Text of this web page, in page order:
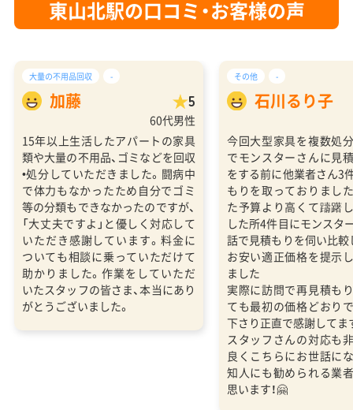
東山北駅の口コミ・お客様の声
大量の不用品回収 -
加藤 5
60代男性
15年以上生活したアパートの家具
類や大量の不用品、ゴミなどを回収
•処分していただきました。闘病中
で体力もなかったため自分でゴミ
等の分類もできなかったのですが、
「大丈夫ですよ」と優しく対応して
いただき感謝しています。料金に
ついても相談に乗っていただけて
助かりました。作業をしていただ
いたスタッフの皆さま、本当にあり
がとうございました。
その他 -
石川るり子
今回大型家具を複数処
でモンスターさんに見
をする前に他業者さん3
もりを取っておりまし
た予算より高くて躊躇
した所4件目にモンスタ
話で見積もりを伺い比
お安い適正価格を提示
ました
実際に訪問で再見積も
ても最初の価格どおり
下さり正直で感謝してま
スタッフさんの対応も
良くこちらにお世話に
知人にも勧められる業
思います！🤗